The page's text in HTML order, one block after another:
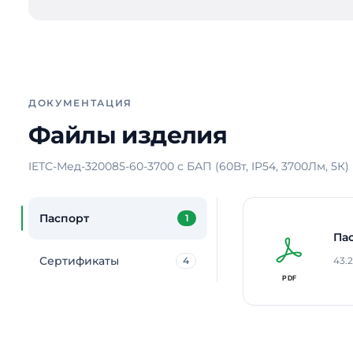
ДОКУМЕНТАЦИЯ
Файлы изделия
IETC-Мед-320085-60-3700 с БАП (60Вт, IP54, 3700Лм, 5К)
Паспорт 1
Сертификаты 4